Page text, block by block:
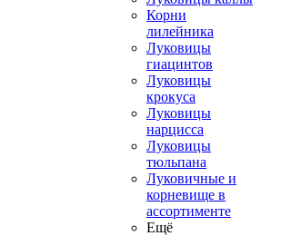
Корни
лилейника
Луковицы
гиацинтов
Луковицы
крокуса
Луковицы
нарцисса
Луковицы
тюльпана
Луковичные и
корневище в
ассортименте
Ещё